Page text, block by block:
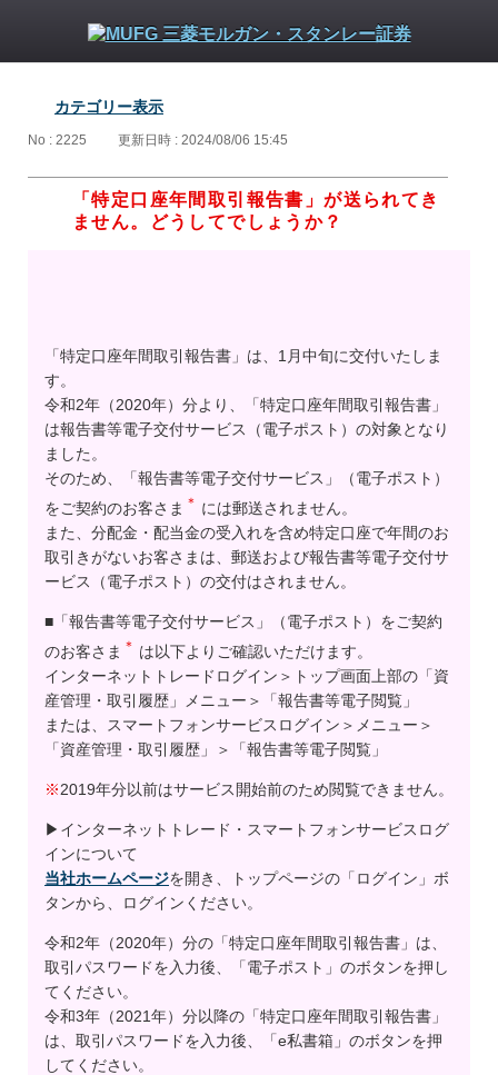
カテゴリー表示
No : 2225 更新日時 : 2024/08/06 15:45
「特定口座年間取引報告書」が送られてき
ません。どうしてでしょうか？
「特定口座年間取引報告書」は、1月中旬に交付いたしま
す。
令和2年（2020年）分より、「特定口座年間取引報告書」
は報告書等電子交付サービス（電子ポスト）の対象となり
ました。
そのため、「報告書等電子交付サービス」（電子ポスト）
をご契約のお客さま ＊ には郵送されません。
また、分配金・配当金の受入れを含め特定口座で年間のお
取引きがないお客さまは、郵送および報告書等電子交付サ
ービス（電子ポスト）の交付はされません。
■「報告書等電子交付サービス」（電子ポスト）をご契約
のお客さま ＊ は以下よりご確認いただけます。
インターネットトレードログイン＞トップ画面上部の「資
産管理・取引履歴」メニュー＞「報告書等電子閲覧」
または、スマートフォンサービスログイン＞メニュー＞
「資産管理・取引履歴」＞「報告書等電子閲覧」
※2019年分以前はサービス開始前のため閲覧できません。
▶インターネットトレード・スマートフォンサービスログ
インについて
当社ホームページを開き、トップページの「ログイン」ボ
タンから、ログインください。
令和2年（2020年）分の「特定口座年間取引報告書」は、
取引パスワードを入力後、「電子ポスト」のボタンを押し
てください。
令和3年（2021年）分以降の「特定口座年間取引報告書」
は、取引パスワードを入力後、「e私書箱」のボタンを押
してください。